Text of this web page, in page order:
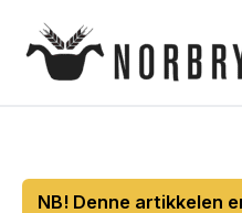
rett